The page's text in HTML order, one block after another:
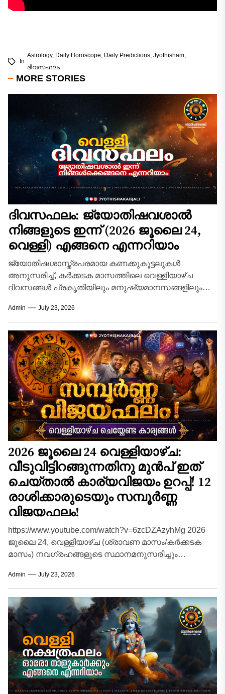
In
Astrology, Daily Horoscope Daily Predictions Jyothisham
ദിവസഫലം
MORE STORIES
ദിവസഫലം: ജ്യോതിഷവശാൽ
നിങ്ങളുടെ ഇന്ന്‌ (2026 ജൂലൈ 24,
വെള്ളി) എങ്ങനെ എന്നറിയാം
ജ്യോതിഷശാസ്ത്രപരമായ കണക്കുകൂട്ടലുകൾ
അനുസരിച്ച്, കർക്കടക മാസത്തിലെ വെള്ളിയാഴ്ച
ദിവസങ്ങൾ പ്രകൃതിയിലും മനുഷ്യമാനസങ്ങളിലും
കാലയളവാണ്. ദക്ഷിണായനത്തിന്റെ
ആരംഭഘട്ടത്തിലൂടെ ഗ്രഹങ്ങൾ കടന്നുപോകുമ്പോൾ,
വ്യക്തിജീവിതത്തിലും തൊഴിൽമേഖലയിലും
ഉണ്ടാകുന്ന...
Admin July 23, 2026
2026 ജൂലൈ 24 വെള്ളിയാഴ്ച:
വീടുവിട്ടിറങ്ങുന്നതിനു മുൻപ് ഇത്
ചെയ്താൽ കാര്യവിജയം ഉറപ്പ്! 12
രാശിക്കാരുടെയും സമ്പൂർണ്ണ
വിജയഫലം!
https://www.youtube.com/watch?v=6zcDZAzyhMg 2026
ജൂലൈ 24, വെള്ളിയാഴ്ച (ശ്രാവണ മാസം/കർക്കടക
മാസം) നവഗ്രഹങ്ങളുടെ സ്ഥാനമനുസരിച്ചും
രാശിക്കാർക്കും (അതുമായി ബന്ധപ്പെട്ട 27
ജന്മനക്ഷത്രങ്ങൾ ഉൾപ്പെടെ)...
Admin July 23, 2026